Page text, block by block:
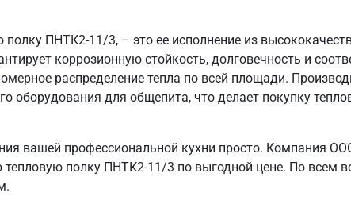
полку ПНТК2-11/3, – это ее исполнение из
коррозионную стойкость, долговечность и
распределение тепла по всей площади.
оборудования для общепита, что делает покупку
вашей профессиональной кухни просто. Компания
тепловую полку ПНТК2-11/3 по выгодной цене. По всем